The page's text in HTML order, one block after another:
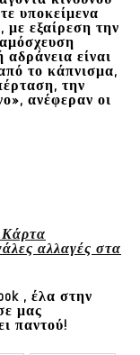
υποκείμενα
με εξαίρεση την
είναι
το κάπνισμα,
την
ανέφεραν οι
Κάρτα
αλλαγές στα
, έλα στην
μας
παντού!